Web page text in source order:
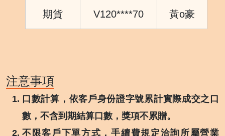
期貨 V120****70 黃o豪
注意事項
口數計算，依客戶身份證字號累計實際成交之口
數，不含到期結算口數，獎項不累贈。
不限客戶下單方式，手續費規定洽詢所屬營業